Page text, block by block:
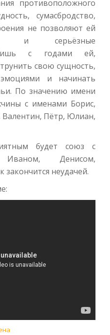
противоположного
сумасбродство,
не позволяют ей
и серьёзные
Лишь с годами ей,
свою сущность,
эмоциями и начинать
По значению имени
с именами Борис,
Валентин, Пётр, Юлиан,
будет союз с
Денисом,
неудачей.